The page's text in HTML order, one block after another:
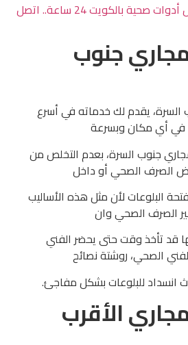
أفضل محل أدوات صحية بالكويت 24 ساعة.. اتصل
جنوب
يقدم لك خدماته في أسرع
أي مكان وبسرعة
جنوب السرة، بعدم التخلص من
الصرف الصحي أو داخل
البلوعات لأن مثل هذه الأساليب
الصرف الصحي وان
قد تأخذ وقت حتى يحضر الفني
الصحي، روشتة نصائح
انسداد للبلوعات بشكل مفاجئ.
الأقرب